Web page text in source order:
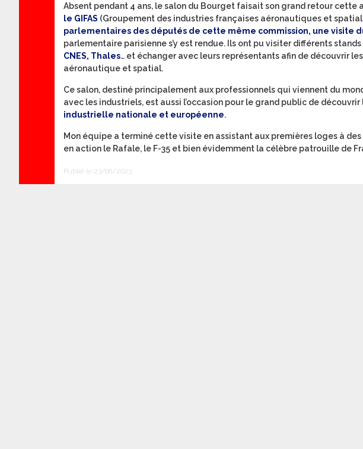
Absent pendant 4 ans, le salon du Bourget faisait son grand retour cette
le GIFAS (Groupement des industries françaises aéronautiques et
parlementaires des députés de cette même commission, une visite
parlementaire parisienne s’y est rendue. Ils ont pu visiter différents stands
CNES, Thales… et échanger avec leurs représentants afin de découvrir
aéronautique et spatial.
Ce salon, destiné principalement aux professionnels qui viennent du
avec les industriels, est aussi l’occasion pour le grand public de découvrir
industrielle nationale et européenne.
Mon équipe a terminé cette visite en assistant aux premières loges à
en action le Rafale, le F-35 et bien évidemment la célèbre patrouille de
Publié le 23/06/2023